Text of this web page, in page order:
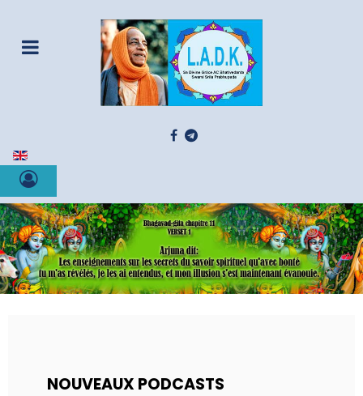
Sélectionnez votre langue
NOUVEAUX PODCASTS